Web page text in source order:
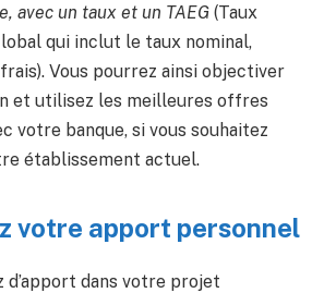
avec un taux et un TAEG (Taux
qui inclut le taux nominal,
Vous pourrez ainsi objectiver
et utilisez les meilleures offres
votre banque, si vous souhaitez
établissement actuel.
votre apport personnel
d’apport dans votre projet